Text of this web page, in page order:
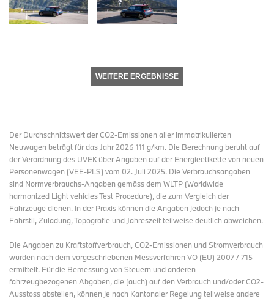
WEITERE ERGEBNISSE
Der Durchschnittswert der CO2-Emissionen aller immatrikulierten
Neuwagen beträgt für das Jahr 2026 111 g/km. Die Berechnung beruht auf
der Verordnung des UVEK über Angaben auf der Energieetikette von neuen
Personenwagen (VEE-PLS) vom 02. Juli 2025. Die Verbrauchsangaben
sind Normverbrauchs-Angaben gemäss dem WLTP (Worldwide
harmonized Light vehicles Test Procedure), die zum Vergleich der
Fahrzeuge dienen. In der Praxis können die Angaben jedoch je nach
Fahrstil, Zuladung, Topografie und Jahreszeit teilweise deutlich abweichen.
Die Angaben zu Kraftstoffverbrauch, CO2-Emissionen und Stromverbrauch
wurden nach dem vorgeschriebenen Messverfahren VO (EU) 2007 / 715
ermittelt. Für die Bemessung von Steuern und anderen
fahrzeugbezogenen Abgaben, die (auch) auf den Verbrauch und/oder CO2-
Ausstoss abstellen, können je nach Kantonaler Regelung teilweise andere